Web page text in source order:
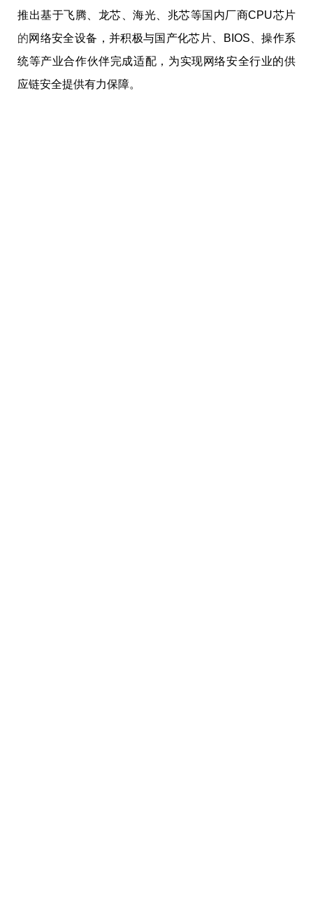
推出基于飞腾、龙芯、海光、兆芯等国内厂商CPU芯片
的网络安全设备，并积极与国产化芯片、BIOS、操作系
统等产业合作伙伴完成适配，为实现网络安全行业的供
应链安全提供有力保障。